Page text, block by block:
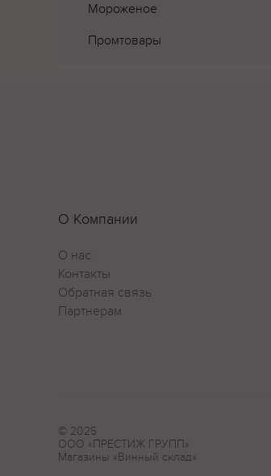
Мороженое
Промтовары
О Компании
О нас
Контакты
Обратная связь
Партнерам
© 2025
ООО «ПРЕСТИЖ ГРУПП»
Магазины «Винный склад»